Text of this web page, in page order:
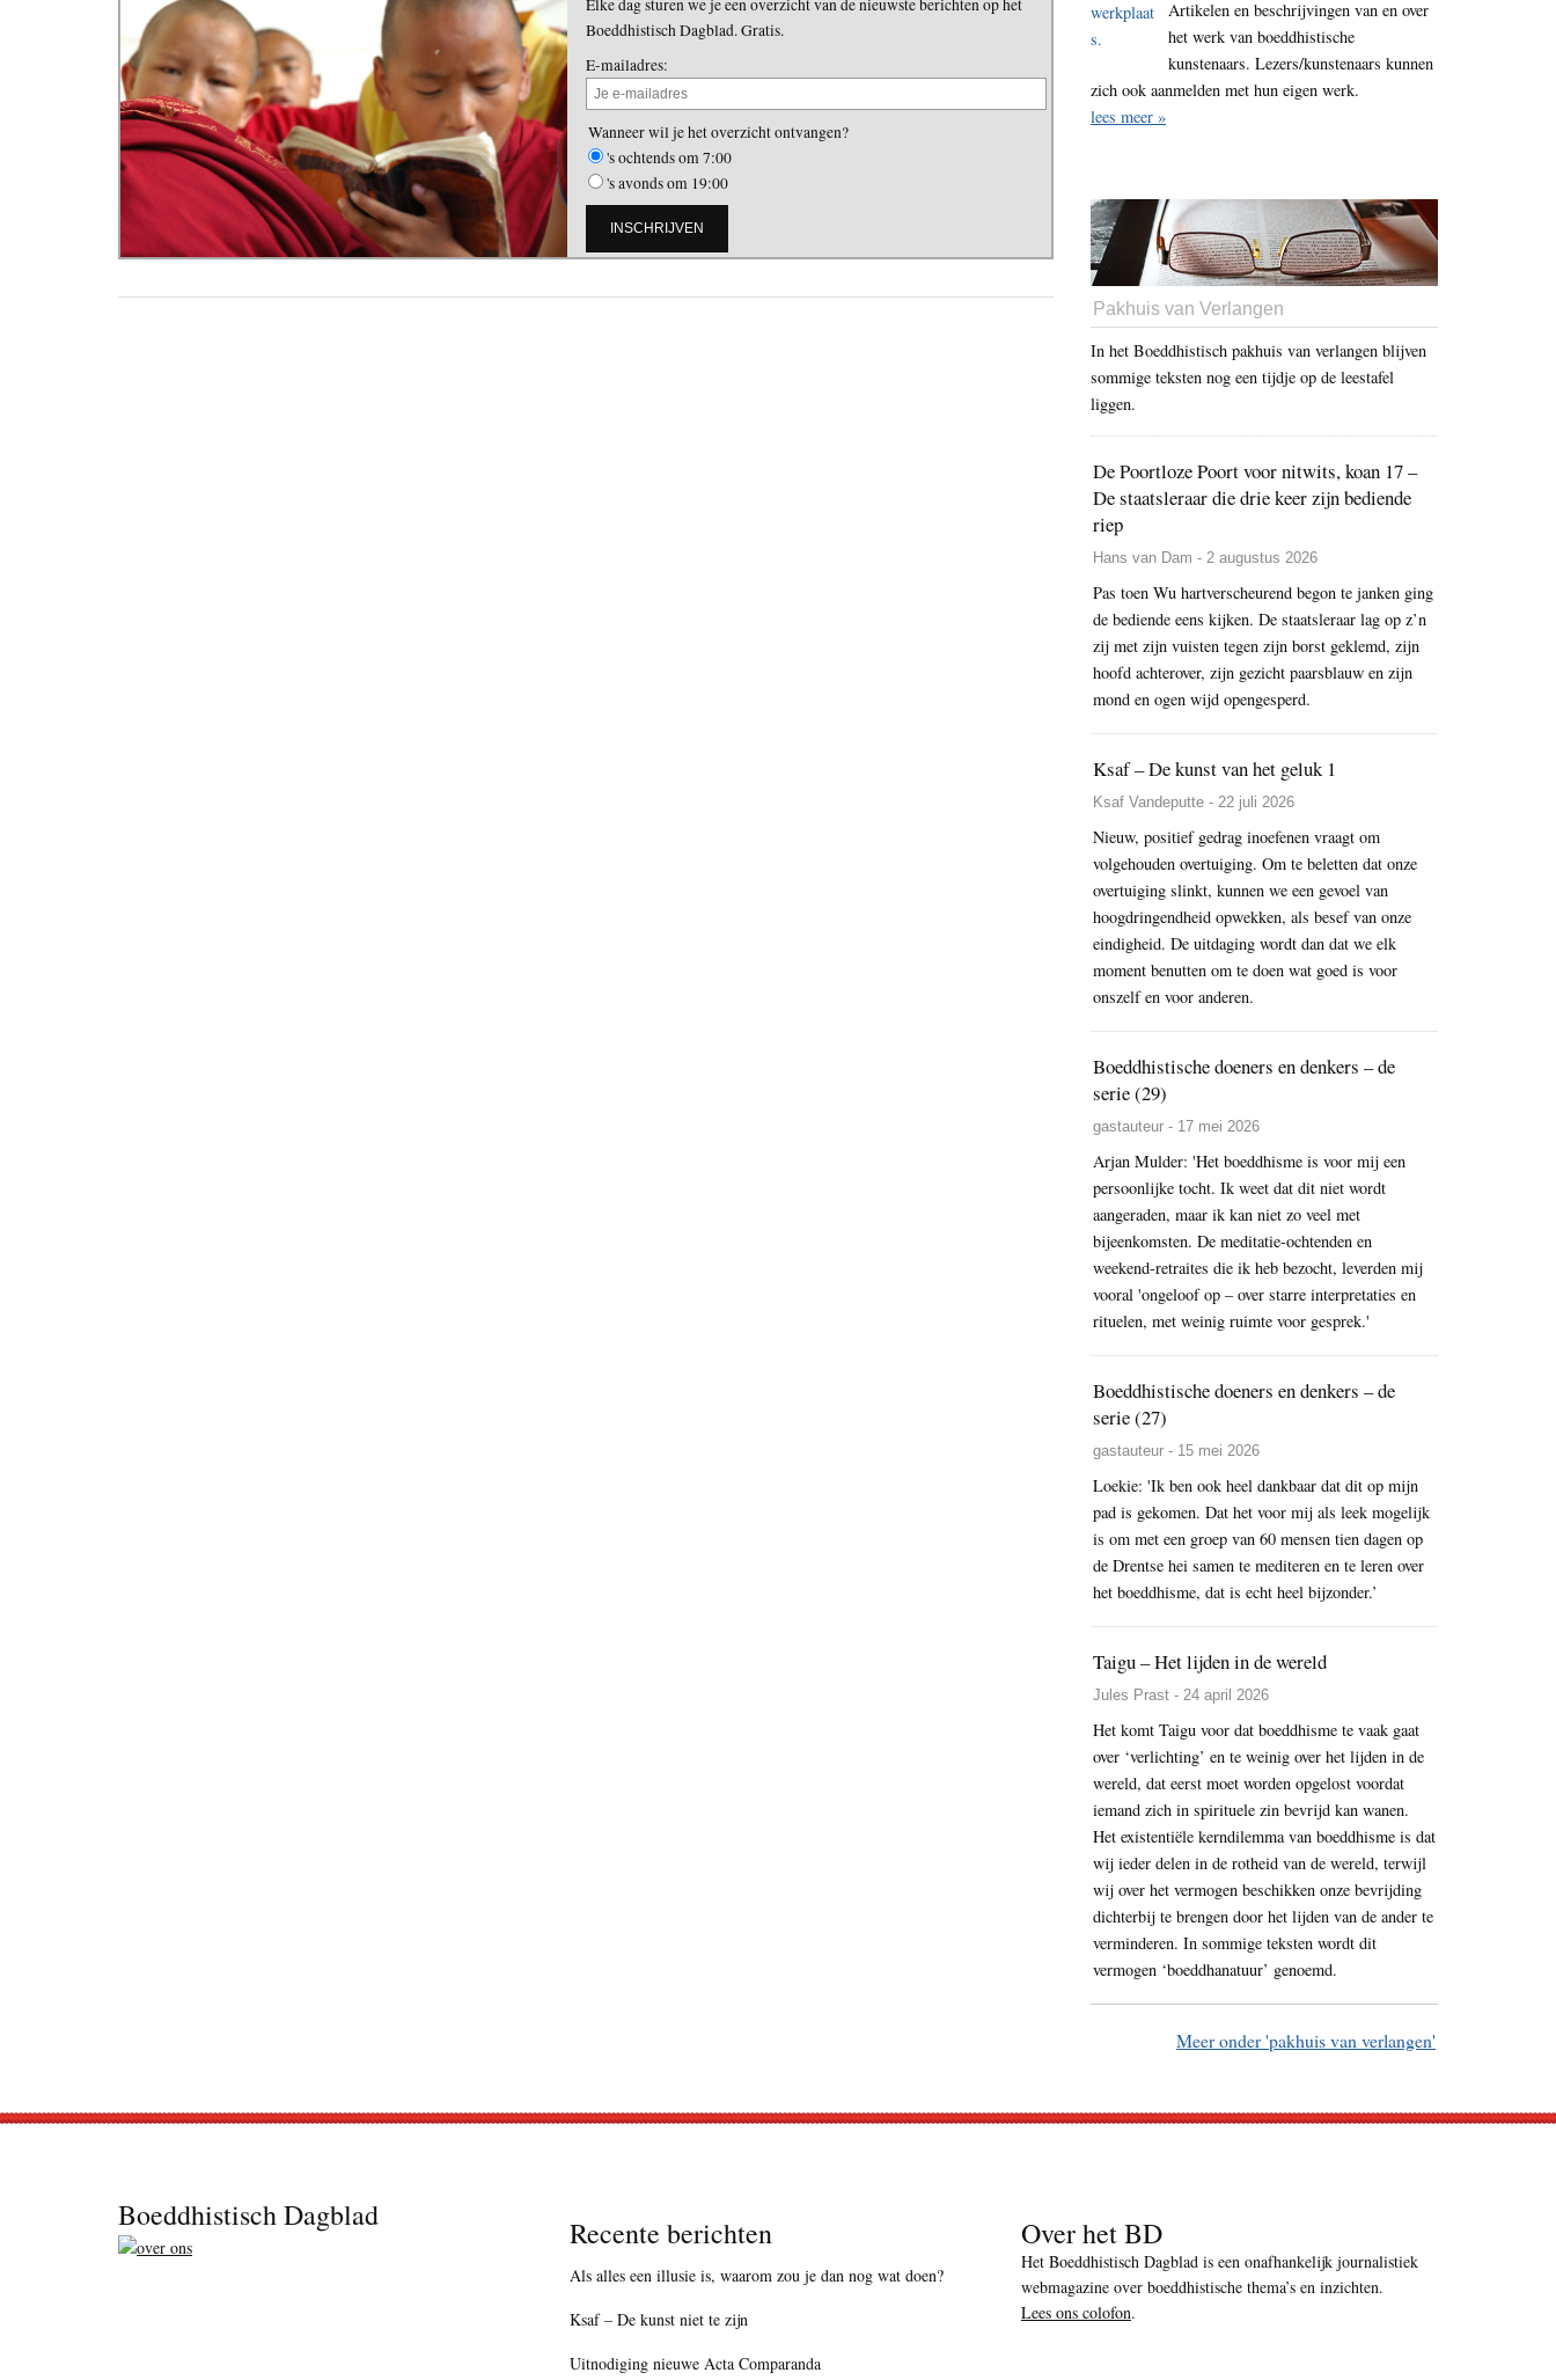
Elke dag sturen we je een overzicht van de nieuwste berichten op het
Boeddhistisch Dagblad. Gratis.
E-mailadres:
Wanneer wil je het overzicht ontvangen?
's ochtends om 7:00
's avonds om 19:00
Artikelen en beschrijvingen van en over
het werk van boeddhistische
kunstenaars. Lezers/kunstenaars kunnen
zich ook aanmelden met hun eigen werk.
lees meer »
Pakhuis van Verlangen
In het Boeddhistisch pakhuis van verlangen blijven
sommige teksten nog een tijdje op de leestafel
liggen.
De Poortloze Poort voor nitwits, koan 17 –
De staatsleraar die drie keer zijn bediende
riep
Hans van Dam - 2 augustus 2026
Pas toen Wu hartverscheurend begon te janken ging
de bediende eens kijken. De staatsleraar lag op z’n
zij met zijn vuisten tegen zijn borst geklemd, zijn
hoofd achterover, zijn gezicht paarsblauw en zijn
mond en ogen wijd opengesperd.
Ksaf – De kunst van het geluk 1
Ksaf Vandeputte - 22 juli 2026
Nieuw, positief gedrag inoefenen vraagt om
volgehouden overtuiging. Om te beletten dat onze
overtuiging slinkt, kunnen we een gevoel van
hoogdringendheid opwekken, als besef van onze
eindigheid. De uitdaging wordt dan dat we elk
moment benutten om te doen wat goed is voor
onszelf en voor anderen.
Boeddhistische doeners en denkers – de
serie (29)
gastauteur - 17 mei 2026
Arjan Mulder: 'Het boeddhisme is voor mij een
persoonlijke tocht. Ik weet dat dit niet wordt
aangeraden, maar ik kan niet zo veel met
bijeenkomsten. De meditatie-ochtenden en
weekend-retraites die ik heb bezocht, leverden mij
vooral 'ongeloof op – over starre interpretaties en
rituelen, met weinig ruimte voor gesprek.'
Boeddhistische doeners en denkers – de
serie (27)
gastauteur - 15 mei 2026
Loekie: 'Ik ben ook heel dankbaar dat dit op mijn
pad is gekomen. Dat het voor mij als leek mogelijk
is om met een groep van 60 mensen tien dagen op
de Drentse hei samen te mediteren en te leren over
het boeddhisme, dat is echt heel bijzonder.’
Taigu – Het lijden in de wereld
Jules Prast - 24 april 2026
Het komt Taigu voor dat boeddhisme te vaak gaat
over ‘verlichting’ en te weinig over het lijden in de
wereld, dat eerst moet worden opgelost voordat
iemand zich in spirituele zin bevrijd kan wanen.
Het existentiële kerndilemma van boeddhisme is dat
wij ieder delen in de rotheid van de wereld, terwijl
wij over het vermogen beschikken onze bevrijding
dichterbij te brengen door het lijden van de ander te
verminderen. In sommige teksten wordt dit
vermogen ‘boeddhanatuur’ genoemd.
Meer onder 'pakhuis van verlangen'
Boeddhistisch Dagblad Recente berichten
Als alles een illusie is, waarom zou je dan nog wat doen?
Ksaf – De kunst niet te zijn
Uitnodiging nieuwe Acta Comparanda
Over het BD
Het Boeddhistisch Dagblad is een onafhankelijk journalistiek
webmagazine over boeddhistische thema’s en inzichten.
Lees ons colofon.